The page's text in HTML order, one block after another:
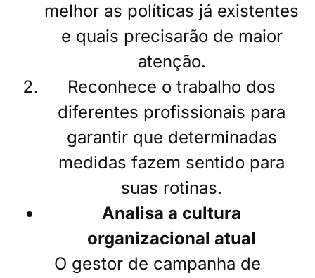
melhor as políticas já existentes
e quais precisarão de maior
atenção.
Reconhece o trabalho dos
diferentes profissionais para
garantir que determinadas
medidas fazem sentido para
suas rotinas.
Analisa a cultura
organizacional atual
O gestor de campanha de